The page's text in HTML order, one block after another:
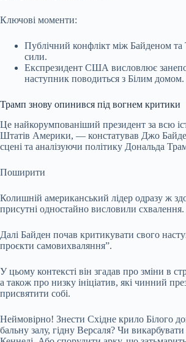
Ключові моменти:
Публічний конфлікт між Байденом
сили.
Експрезидент США висловлює
наступник поводиться з Білим домом.
Трамп знову опинився під вогнем критики
Це найкорумпованіший президент за всю
Штатів Америки, — констатував Джо
сцені та аналізуючи політику Дональда
Поширити
Колишній американський лідер одразу ж
присутні одностайно висловили схвалення.
Далі Байден почав критикувати свого
проєкти самовихваляння”.
У цьому контексті він згадав про зміни в
а також про низку ініціатив, які чинний
присвятити собі.
Неймовірно! Знести Східне крило Білого
бальну залу, гідну Версаля? Чи викарбувати